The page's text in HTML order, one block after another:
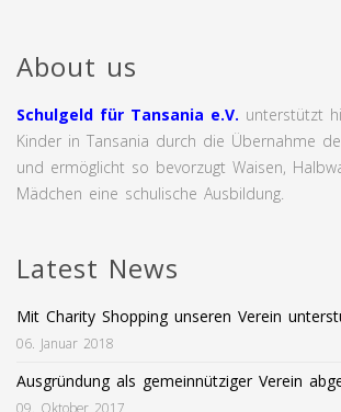
About us
Schulgeld für Tansania e.V. unterstützt
Kinder in Tansania durch die Übernahme
und ermöglicht so bevorzugt Waisen,
Mädchen eine schulische Ausbildung.
Latest News
Mit Charity Shopping unseren Verein
06. Januar 2018
Ausgründung als gemeinnütziger Verein
09. Oktober 2017